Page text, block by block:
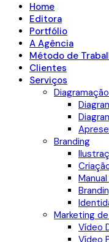
Home
Editora
Portfólio
A Agência
Método de
Clientes
Serviços
Branding
Marketing
Vídeo
Vídeo